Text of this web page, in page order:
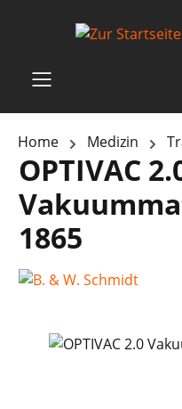
Home Medizin
OPTIVAC
1865
Bildergalerie